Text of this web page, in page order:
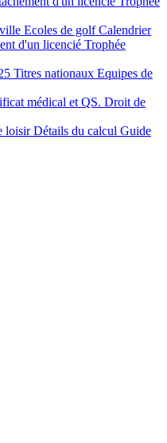
Ecoles de golfCalendrier
d'un licencié Trophée
Titres nationaux Equipes de
médical et QS. Droit de
loisirDétails du calcul Guide